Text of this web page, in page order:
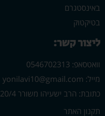
באינסטגרם
בטיקטוק
ליצור קשר:
וואטסאפ: 0546702313
מייל: yonilavi10@gmail.com
כתובת: הרב ישעיהו משורר 20/4 פתח תקווה
תקנון האתר